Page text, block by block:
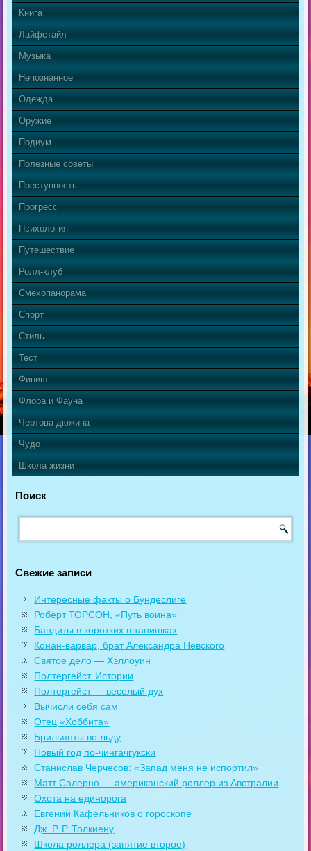
Книга
Лайфстайл
Музыка
Непознанное
Одежда
Оружие
Подиум
Полезные советы
Преступность
Прогресс
Психология
Путешествие
Ролл-клуб
Смехопанорама
Спорт
Стиль
Тест
Финиш
Флора и Фауна
Чертова дюжина
Чудо
Школа жизни
Поиск
Свежие записи
Интересные факты о Бундеслиге
Роберт ТОРСОН, «Путь воина»
Бандиты в коротких штанишках
Конан-варвар, брат Александра Невского
Святое дело — Хэллоуин
Полтергейст. Истории
Полтергейст — веселый дух
Вычисли себя сам
Отец «Хоббита»
Брильянты во льду
Новый год по-чингачгукски
Станислав Черчесов: «Запад меня не испортил»
Матт Салерно — американский роллер из Австралии
Охота на единорога
Евгений Кафельников о гороскопе
Дж. Р. Р. Толкиену
Школа роллера (занятие второе)